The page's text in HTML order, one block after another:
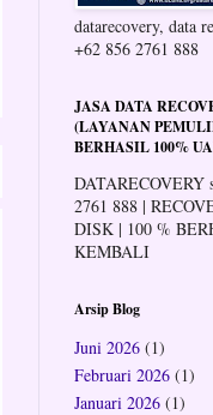
datarecovery, data
+62 856 2761 888
JASA DATA
(LAYANAN
BERHASIL 100%
DATARECOVERY
2761 888 |
DISK | 100 %
KEMBALI
Arsip Blog
Juni 2026 (1)
Februari 2026 (1)
Januari 2026 (1)